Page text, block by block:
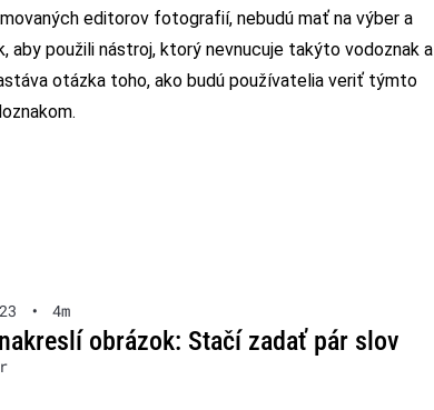
editorov fotografií, nebudú mať na výber a
použili nástroj, ktorý nevnucuje takýto vodoznak a
otázka toho, ako budú používatelia veriť týmto
• 4m
obrázok: Stačí zadať pár slov